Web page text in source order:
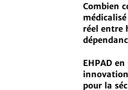
Combien
réel entre
EHPAD
pour la